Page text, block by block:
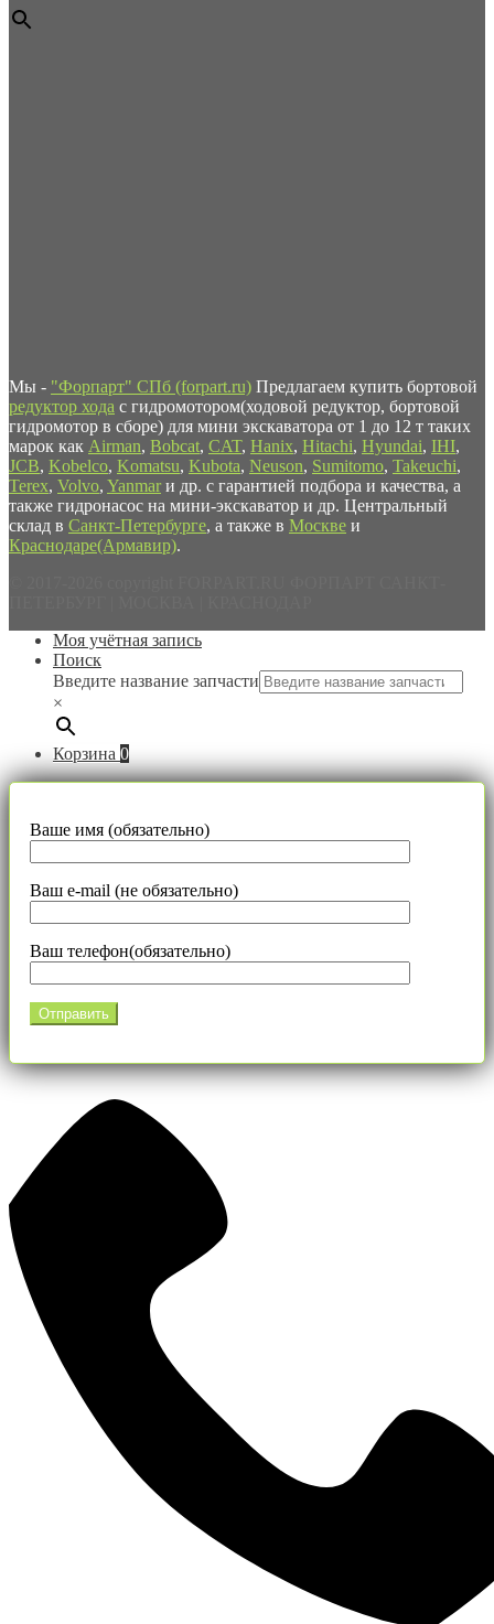
Мы - "Форпарт" СПб (forpart.ru) Предлагаем купить бортовой
редуктор хода с гидромотором(ходовой редуктор, бортовой
гидромотор в сборе) для мини экскаватора от 1 до 12 т таких
марок как Airman, Bobcat, CAT, Hanix, Hitachi, Hyundai, IHI,
JCB, Kobelco, Komatsu, Kubota, Neuson, Sumitomo, Takeuchi,
Terex, Volvo, Yanmar и др. с гарантией подбора и качества, а
также гидронасос на мини-экскаватор и др. Центральный
склад в Санкт-Петербурге, а также в Москве и
Краснодаре(Армавир).
Моя учётная запись
Поиск
Введите название запчасти
×
Корзина 0
Ваше имя (обязательно)
Ваш e-mail (не обязательно)
Ваш телефон(обязательно)